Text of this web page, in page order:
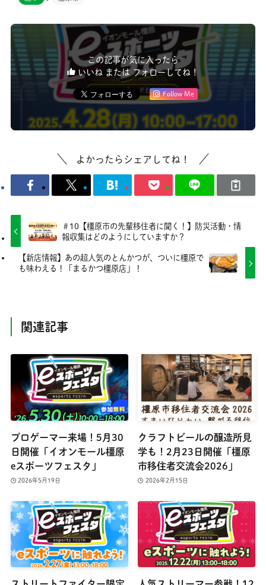
この記事が気に入ったら
いいね または フォローしてね！
Follow Me
よかったらシェアしてね！
＃10【橿原市の先輩移住者に聞く！】防災活動・情
報収集はどのようにしていますか？
【新店情報】あの超人気のとんかつが、ついに橿原で
も味わえる！「まるかつ橿原店」！
関連記事
プロゲーマー来場！5月30
日開催「イオンモール橿原
eスポーツフェスタ」
2026年5月19日
クラフトビールの醸造所見
学も！2月23日開催「橿原
市移住者交流会2026」
2026年2月15日